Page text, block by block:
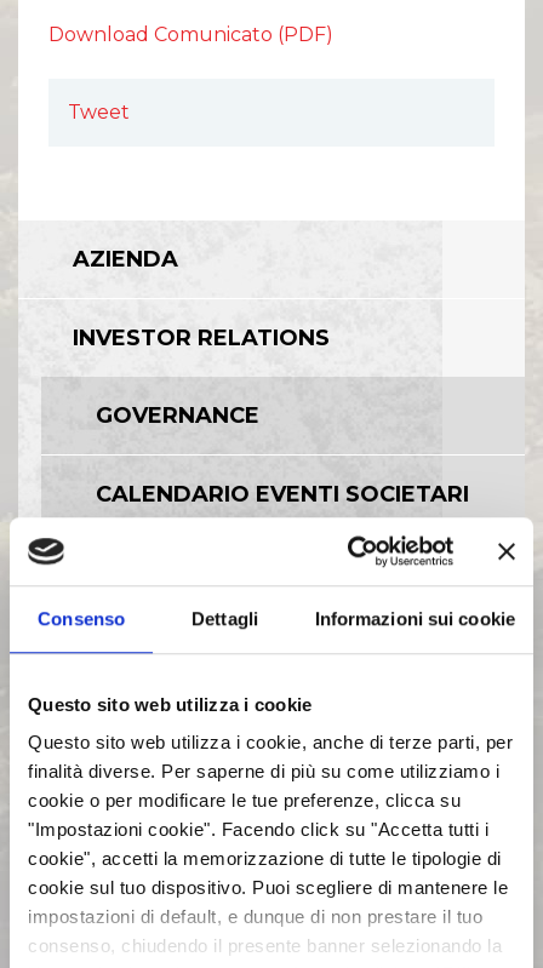
Consenso Dettagli Informazioni sui cookie
Questo sito web utilizza i cookie
Questo sito web utilizza i cookie, anche di terze parti, per
finalità diverse. Per saperne di più su come utilizziamo i
cookie o per modificare le tue preferenze, clicca su
"Impostazioni cookie". Facendo click su "Accetta tutti i
cookie", accetti la memorizzazione di tutte le tipologie di
cookie sul tuo dispositivo. Puoi scegliere di mantenere le
impostazioni di default, e dunque di non prestare il tuo
consenso, chiudendo il presente banner selezionando la
Download Comunicato (PDF)
Tweet
AZIENDA
INVESTOR RELATIONS
GOVERNANCE
CALENDARIO EVENTI SOCIETARI
EVENTI E DOCUMENTAZIONE
INTERMEDIE
ASSEMBLEE
COMUNICATI STAMPA
ARCHIVIO 2017